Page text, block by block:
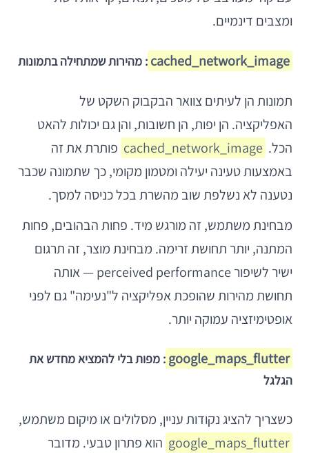
ומצבים דינמיים.
cached_network_image : מהירות שמתחילה בתמונות
תמונות הן לעיתים צוואר הבקבוק השקט של
האפליקציה. הן יפות, הן חשובות, והן גם יכולות להאט
הכל. cached_network_image פותרת את זה
באמצעות טעינה יעילה ומטמון מקומי, כך שתמונה שכבר
נטענה לא נשלפת שוב מהשרת בכל כניסה למסך.
מבחינת משתמש, זה מורגש מיד. פחות הבהובים, פחות
המתנה, יותר תחושת זרימה. מבחינת מוצר, זה תרגום
ישיר לשיפור perceived performance — אותה
תחושת מהירות שהופכת אפליקציה ל"נעימה" גם לפני
אופטימיזציה עמוקה יותר.
google_maps_flutter : מפות בלי להמציא מחדש את
הגלגל
כשצריך להציג נקודות עניין, מסלולים או מיקום משתמש,
google_maps_flutter הוא פתרון טבעי. מדובר